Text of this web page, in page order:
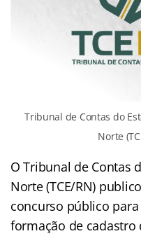
Tribunal de Contas do
Norte
O Tribunal de Contas
Norte (TCE/RN)
concurso público
formação de cadastro